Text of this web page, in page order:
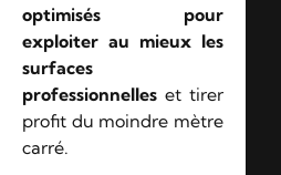
optimisés pour
exploiter au mieux les
surfaces
professionnelles et tirer
profit du moindre mètre
carré.